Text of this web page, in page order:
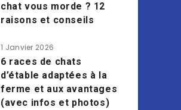
chat vous morde ? 12
raisons et conseils
1 Janvier 2026
6 races de chats
d’étable adaptées à la
ferme et aux avantages
(avec infos et photos)